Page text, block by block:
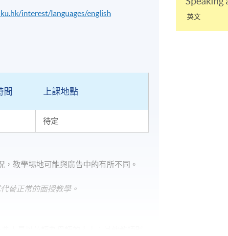
interest/languages/english
間 上課地點
待定
教學場地可能與廣告中的有所不同。
替正常的面授教學。
英文